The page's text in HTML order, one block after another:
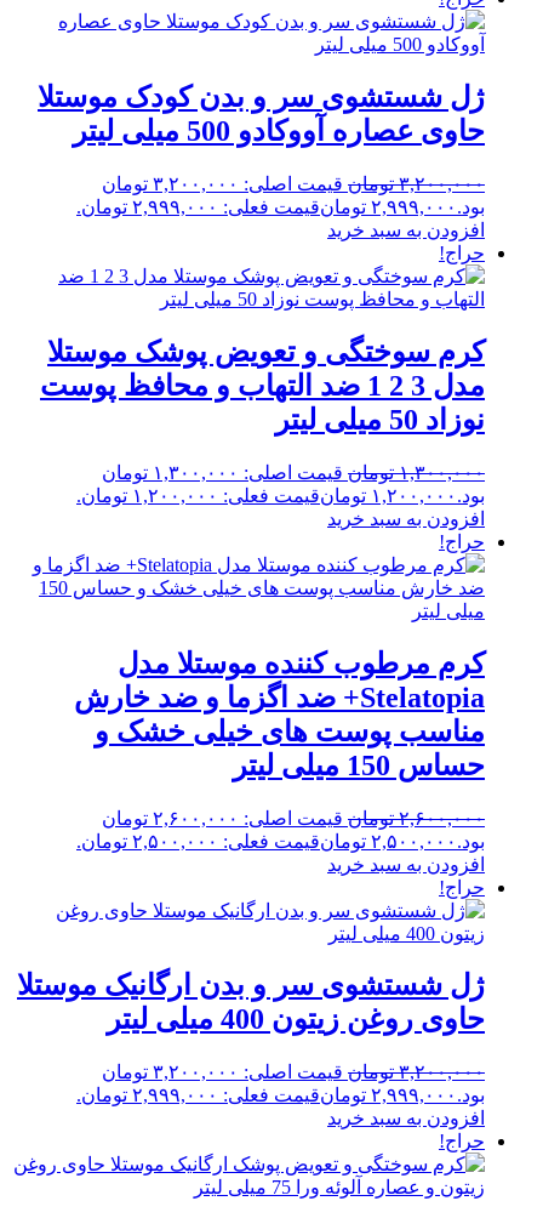
ژل شستشوی سر و بدن کودک موستلا
حاوی عصاره آووکادو 500 میلی لیتر
۳,۲۰۰,۰۰۰ تومان
قیمت اصلی: ۳,۲۰۰,۰۰۰ تومان
بود. ۲,۹۹۹,۰۰۰ تومانقیمت فعلی: ۲,۹۹۹,۰۰۰ تومان.
افزودن به سبد خرید
حراج!
کرم سوختگی و تعویض پوشک موستلا
مدل 3 2 1 ضد التهاب و محافظ پوست
نوزاد 50 میلی لیتر
۱,۳۰۰,۰۰۰ تومان
قیمت اصلی: ۱,۳۰۰,۰۰۰ تومان
بود. ۱,۲۰۰,۰۰۰ تومانقیمت فعلی: ۱,۲۰۰,۰۰۰ تومان.
افزودن به سبد خرید
حراج!
کرم مرطوب کننده موستلا مدل
Stelatopia+ ضد اگزما و ضد خارش
مناسب پوست های خیلی خشک و
حساس 150 میلی لیتر
۲,۶۰۰,۰۰۰ تومان
قیمت اصلی: ۲,۶۰۰,۰۰۰ تومان
بود. ۲,۵۰۰,۰۰۰ تومانقیمت فعلی: ۲,۵۰۰,۰۰۰ تومان.
افزودن به سبد خرید
حراج!
ژل شستشوی سر و بدن ارگانیک موستلا
حاوی روغن زیتون 400 میلی لیتر
۳,۲۰۰,۰۰۰ تومان
قیمت اصلی: ۳,۲۰۰,۰۰۰ تومان
بود. ۲,۹۹۹,۰۰۰ تومانقیمت فعلی: ۲,۹۹۹,۰۰۰ تومان.
افزودن به سبد خرید
حراج!